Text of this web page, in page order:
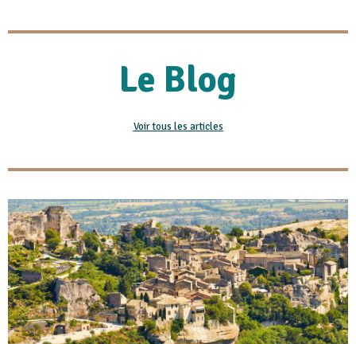
Le Blog
Voir tous les articles